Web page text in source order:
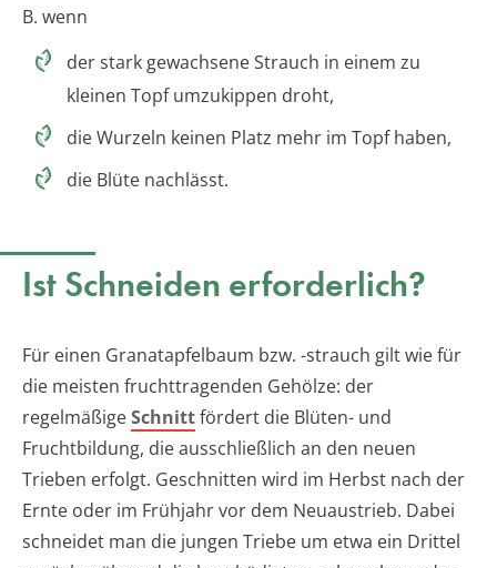
B. wenn
der stark gewachsene Strauch in einem zu
kleinen Topf umzukippen droht,
die Wurzeln keinen Platz mehr im Topf haben,
die Blüte nachlässt.
Ist Schneiden erforderlich?
Für einen Granatapfelbaum bzw. -strauch gilt wie für
die meisten fruchttragenden Gehölze: der
regelmäßigeSchnittfördert die Blüten- und
Fruchtbildung, die ausschließlich an den neuen
Trieben erfolgt. Geschnitten wird im Herbst nach der
Ernte oder im Frühjahr vor dem Neuaustrieb. Dabei
schneidet man die jungen Triebe um etwa ein Drittel